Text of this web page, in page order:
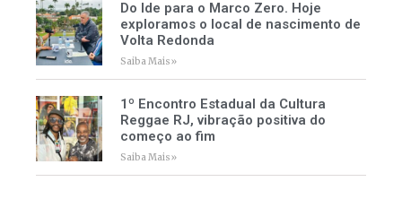
Do Ide para o Marco Zero. Hoje
exploramos o local de nascimento de
Volta Redonda
Saiba Mais»
1º Encontro Estadual da Cultura
Reggae RJ, vibração positiva do
começo ao fim
Saiba Mais»